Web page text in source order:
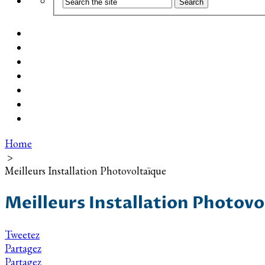
Home
>
Meilleurs Installation Photovoltaïque
Meilleurs Installation
Tweetez
Partagez
Partagez